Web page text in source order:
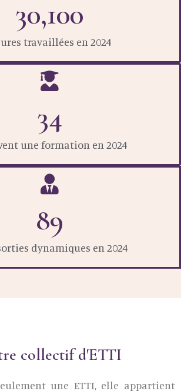
travaillées en 2024
30,100
une formation en 2024
34
dynamiques en 2024
89
collectif d'ETTI
une ETTI, elle appartient